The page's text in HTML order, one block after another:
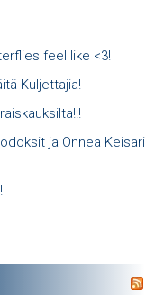
feel like <3!
Kuljettajia!
ja Onnea Keisari